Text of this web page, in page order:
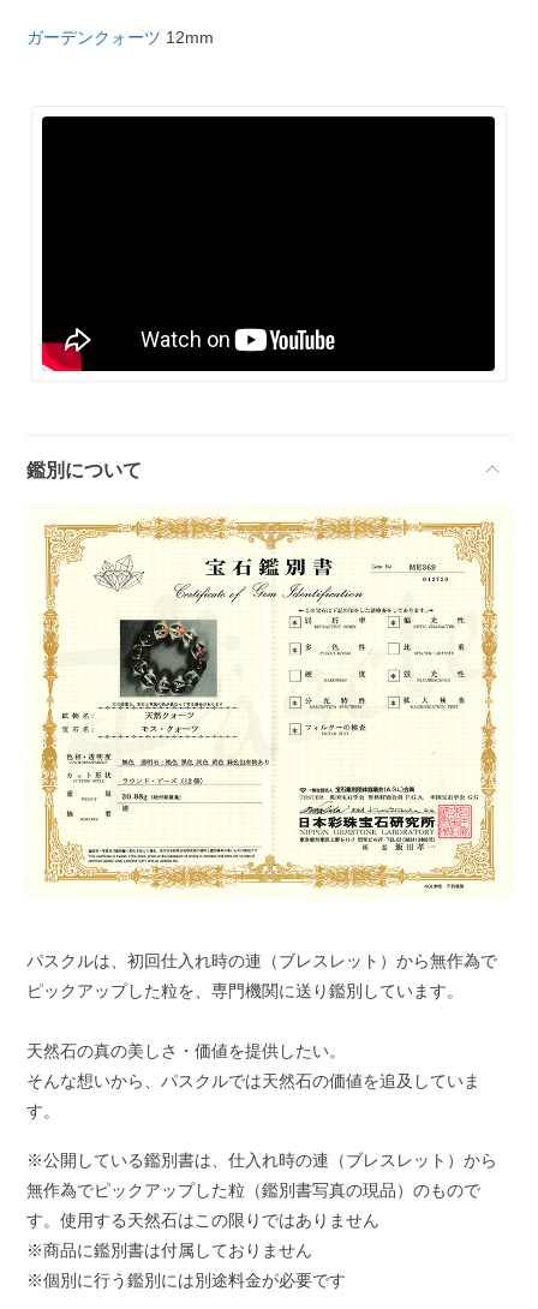
ガーデンクォーツ 12mm
鑑別について
パスクルは、初回仕入れ時の連（ブレスレット）から無作為で
ピックアップした粒を、専門機関に送り鑑別しています。
天然石の真の美しさ・価値を提供したい。
そんな想いから、パスクルでは天然石の価値を追及していま
す。
※公開している鑑別書は、仕入れ時の連（ブレスレット）から
無作為でピックアップした粒（鑑別書写真の現品）のもので
す。使用する天然石はこの限りではありません
※商品に鑑別書は付属しておりません
※個別に行う鑑別には別途料金が必要です